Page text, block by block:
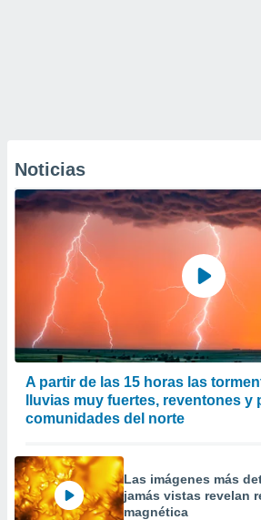
Noticias
A partir de las 15 horas las
lluvias muy fuertes, reventones y
comunidades del norte
Las imágenes más
jamás vistas revelan
magnética